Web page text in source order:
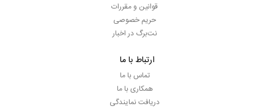
قوانین و مقررات
حریم خصوصی
نت‌برگ در اخبار
ارتباط با ما
تماس با ما
همکاری با ما
دریافت نمایندگی